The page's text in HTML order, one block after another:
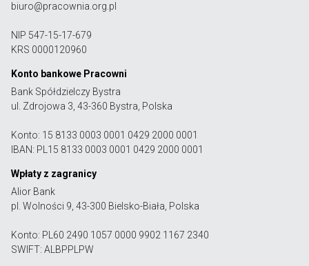
biuro@pracownia.org.pl
NIP 547-15-17-679
KRS 0000120960
Konto bankowe Pracowni
Bank Spółdzielczy Bystra
ul. Zdrojowa 3, 43-360 Bystra, Polska
Konto: 15 8133 0003 0001 0429 2000 0001
IBAN: PL15 8133 0003 0001 0429 2000 0001
Wpłaty z zagranicy
Alior Bank
pl. Wolności 9, 43-300 Bielsko-Biała, Polska
Konto: PL60 2490 1057 0000 9902 1167 2340
SWIFT: ALBPPLPW